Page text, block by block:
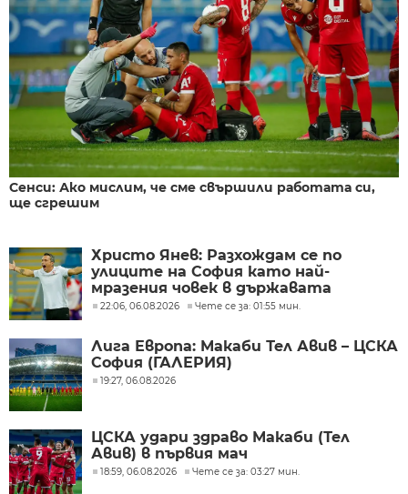
Сенси: Ако мислим, че сме свършили работата си,
ще сгрешим
Христо Янев: Разхождам се по
улиците на София като най-
мразения човек в държавата
22:06, 06.08.2026 Чете се за: 01:55 мин.
Лига Европа: Макаби Тел Авив – ЦСКА
София (ГАЛЕРИЯ)
19:27, 06.08.2026
ЦСКА удари здраво Макаби (Тел
Авив) в първия мач
18:59, 06.08.2026 Чете се за: 03:27 мин.